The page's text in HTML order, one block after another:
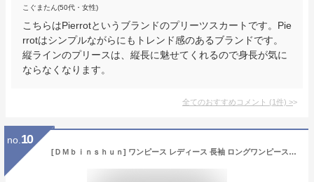
こぐまたん(50代・女性)
こちらはPierrotというブランドのプリーツスカートです。Pie
rrotはシンプルながらにもトレンド感のあるブランドです。
縦ラインのプリースは、縦長に魅せてくれるので身長が気に
ならなくなります。
全てのおすすめコメント (1件) >
no. 10
[ＤＭｂｉｎｓｈｕｎ] ワンピース レディース 長袖 ロングワンピース ハイネック フレア Aライン ミモレ丈 大きいサイズ 体型カバー ゆったり マキシワンピース 春 秋 ワンピ 着痩せ ファッション(Cブラック)